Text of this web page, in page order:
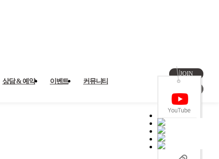
상담 & 예약 이벤트 커뮤니티
JOIN